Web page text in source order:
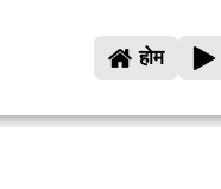
होम